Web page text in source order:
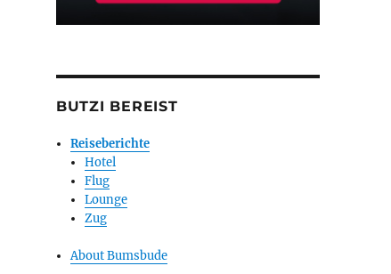
BUTZI BEREIST
Reiseberichte
Hotel
Flug
Lounge
Zug
About Bumsbude